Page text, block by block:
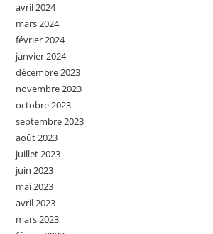
avril 2024
mars 2024
février 2024
janvier 2024
décembre 2023
novembre 2023
octobre 2023
septembre 2023
août 2023
juillet 2023
juin 2023
mai 2023
avril 2023
mars 2023